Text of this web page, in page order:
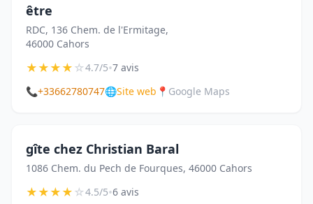
être
RDC, 136 Chem. de l'Ermitage,
46000 Cahors
★★★★☆4.7/5•7 avis
📞+33662780747🌐Site web 📍 Google Maps
gîte chez Christian Baral
1086 Chem. du Pech de Fourques, 46000 Cahors
★★★★☆4.5/5•6 avis